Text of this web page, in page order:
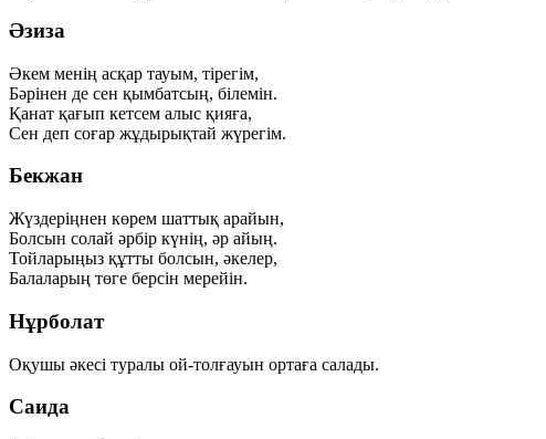
Әзиза
Әкем менің асқар тауым, тірегім,
Бәрінен де сен қымбатсың, білемін.
Қанат қағып кетсем алыс қияға,
Сен деп соғар жұдырықтай жүрегім.
Бекжан
Жүздеріңнен көрем шаттық арайын,
Болсын солай әрбір күнің, әр айың.
Тойларыңыз құтты болсын, әкелер,
Балаларың төге берсін мерейін.
Нұрболат
Оқушы әкесі туралы ой-толғауын ортаға салады.
Саида